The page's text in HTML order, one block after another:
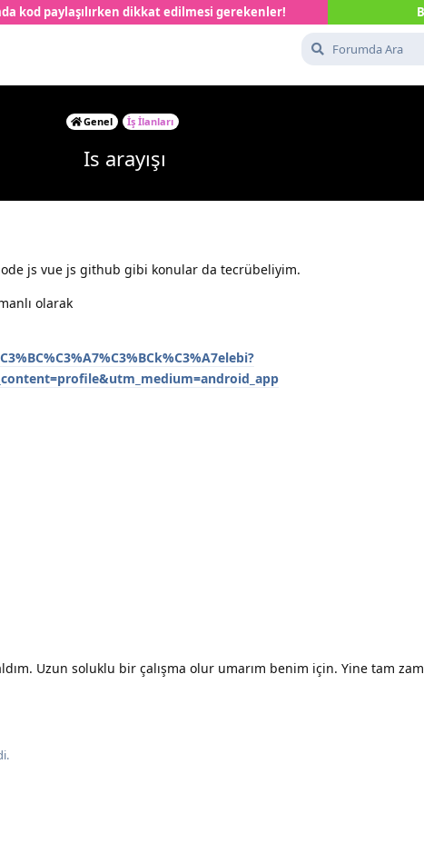
kod paylaşılırken dikkat edilmesi gerekenler!
Genel İş İlanları
Is arayışı
js vue js github gibi konular da tecrübeliyim.
olarak
Uzun soluklu bir çalışma olur umarım benim için. Yine tam
.